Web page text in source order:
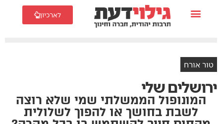
לארכיון
טור אורח
ירושלים שלי
המונופול הממשלתי שמי שלא רוצה
לשבת בחושך או להפוך לשלולית